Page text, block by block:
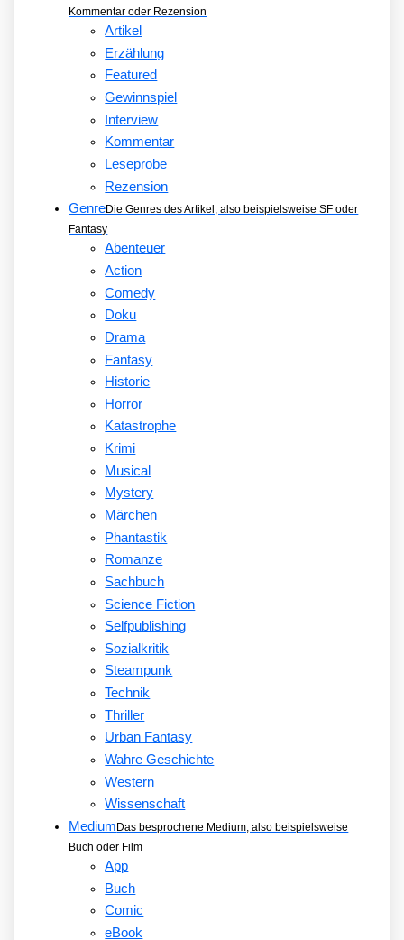
Kommentar oder Rezension
Artikel
Erzählung
Featured
Gewinnspiel
Interview
Kommentar
Leseprobe
Rezension
GenreDie Genres des Artikel, also beispielsweise SF oder
Fantasy
Abenteuer
Action
Comedy
Doku
Drama
Fantasy
Historie
Horror
Katastrophe
Krimi
Musical
Mystery
Märchen
Phantastik
Romanze
Sachbuch
Science Fiction
Selfpublishing
Sozialkritik
Steampunk
Technik
Thriller
Urban Fantasy
Wahre Geschichte
Western
Wissenschaft
Medium Das besprochene Medium, also beispielsweise
Buch oder Film
App
Buch
Comic
eBook